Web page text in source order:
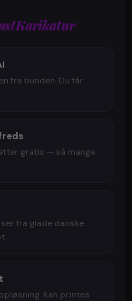
fra bunden. Du får
gratis — så mange
fra glade danske
Kan printes